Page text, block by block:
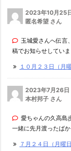
2023年10月25
匿名希望 さん
玉城愛さんへ伝
稿でお知らせしてい
１０月２３日（月
2023年7月26日
本村邦子 さん
愛ちゃんの久高島
一緒に先月渡ったば
７月２４日（月曜